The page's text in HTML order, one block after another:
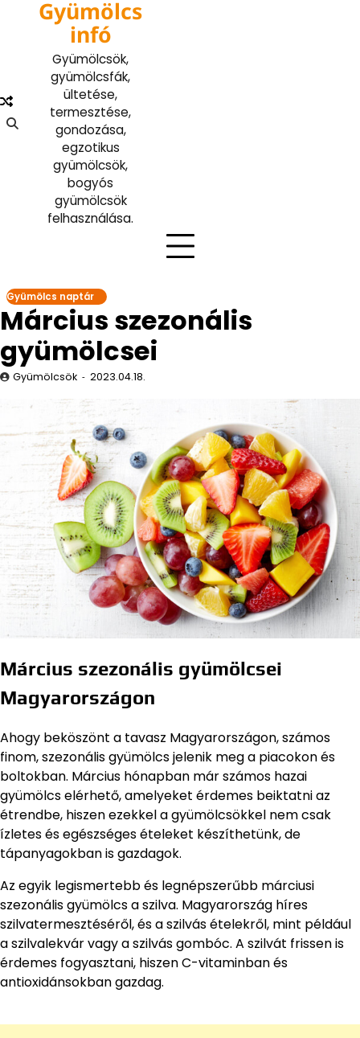
Gyümölcs
infó
Gyümölcsök,
gyümölcsfák,
ültetése,
termesztése,
gondozása,
egzotikus
gyümölcsök,
bogyós
gyümölcsök
felhasználása.
Gyümölcs naptár
Március szezonális
gyümölcsei
Gyümölcsök 2023.04.18.
Március szezonális gyümölcsei
Magyarországon
Ahogy beköszönt a tavasz Magyarországon, számos
finom, szezonális gyümölcs jelenik meg a piacokon és
boltokban. Március hónapban már számos hazai
gyümölcs elérhető, amelyeket érdemes beiktatni az
étrendbe, hiszen ezekkel a gyümölcsökkel nem csak
ízletes és egészséges ételeket készíthetünk, de
tápanyagokban is gazdagok.
Az egyik legismertebb és legnépszerűbb márciusi
szezonális gyümölcs a szilva. Magyarország híres
szilvatermesztéséről, és a szilvás ételekről, mint például
a szilvalekvár vagy a szilvás gombóc. A szilvát frissen is
érdemes fogyasztani, hiszen C-vitaminban és
antioxidánsokban gazdag.